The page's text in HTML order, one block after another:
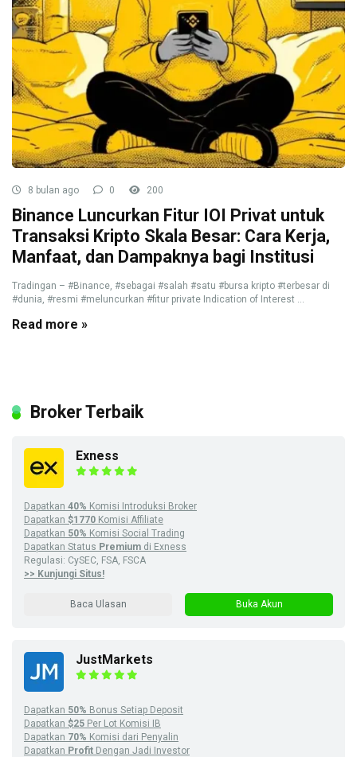
8 bulan ago 0 200
Binance Luncurkan Fitur IOI Privat untuk
Transaksi Kripto Skala Besar: Cara Kerja,
Manfaat, dan Dampaknya bagi Institusi
Tradingan – #Binance, #sebagai #salah #satu #bursa kripto #terbesar di
#dunia, #resmi #meluncurkan #fitur private Indication of Interest ...
Read more »
Broker Terbaik
Exness
Dapatkan 40% Komisi Introduksi Broker
Dapatkan $1770 Komisi Affiliate
Dapatkan 50% Komisi Social Trading
Dapatkan Status Premium di Exness
Regulasi: CySEC, FSA, FSCA
>> Kunjungi Situs!
Baca Ulasan Buka Akun
JustMarkets
Dapatkan 50% Bonus Setiap Deposit
Dapatkan $25 Per Lot Komisi IB
Dapatkan 70% Komisi dari Penyalin
Dapatkan Profit Dengan Jadi Investor